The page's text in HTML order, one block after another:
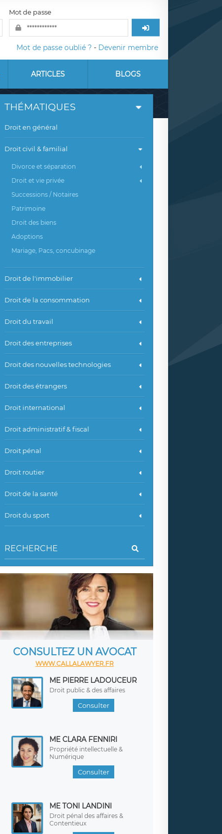
Mot de passe
Mot de passe oublié ? - Devenir membre
ARTICLES BLOGS
THÉMATIQUES
Droit en général
Droit civil & familial
Divorce et séparation
Droit et vie privée
Successions / Notaires
Patrimoine
Droit des biens
Adoptions
Mariage, Pacs, concubinage
Droit de l'immobilier
Droit de la consommation
Droit du travail
Droit des entreprises
Droit des nouvelles technologies
Droit des étrangers
Droit international
Droit administratif & fiscal
Droit pénal
Droit routier
Droit de la santé
Droit du sport
CONSULTEZ UN AVOCAT
WWW.CALLALAWYER.FR
ME PIERRE LADOUCEUR
Droit public & des affaires
Consulter
ME CLARA FENNIRI
Propriété intellectuelle &
Numérique
Consulter
ME TONI LANDINI
Droit pénal des affaires &
Contentieux